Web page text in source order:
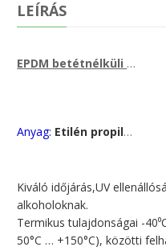
LEÍRÁS
EPDM betétnélküli gumilemez +120
Anyag: Etilén propilén gumi (EPDM), sav, lúg és hőálló minőségű betét nélküli gumilemez.
Kiváló időjárás,UV
alkoholoknak.
Termikus tulajdonságai -
50°C … +150°C), közötti